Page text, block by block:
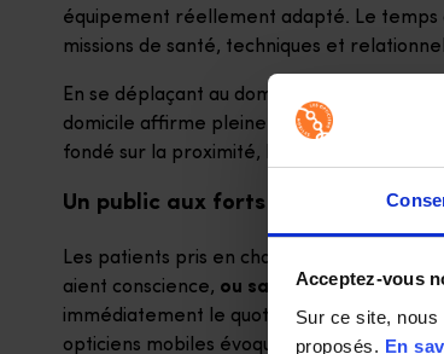
Acceptez-vous
Sur ce site,
proposés. En
équipement réellement adapté. Le temps
missions de santé, techniques et
En se déplaçant au domicile des clients,
domicile affirme pleinement son rôle de
fondé sur la proximité, l’écoute, le service
Un public aux forts besoins en
Les patients pris en charge à domicile sont
aient conscience, ou sans que personne
immédiatement le quotidien : mieux voir,
opticiens mobiles évoquent souvent